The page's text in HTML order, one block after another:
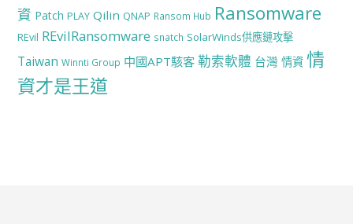
資 Patch PLAY Qilin QNAP Ransom Hub Ransomware
REvil REvilRansomware snatch SolarWinds供應鏈攻擊
Taiwan Winnti Group 中國APT駭客 勒索軟體 台灣 情資 情
資才是王道